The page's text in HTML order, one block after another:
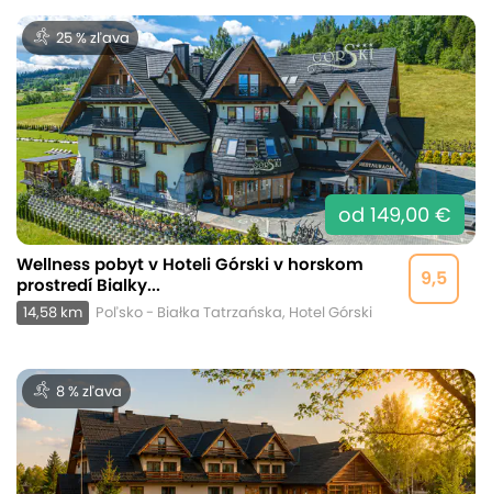
25 % zľava
od 149,00 €
9,5
Wellness pobyt v Hoteli Górski v horskom
prostredí Bialky...
14,58 km Poľsko - Białka Tatrzańska, Hotel Górski
8 % zľava